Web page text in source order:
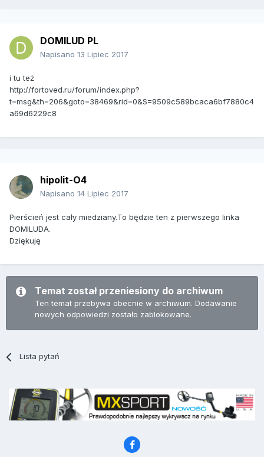
DOMILUD PL
Napisano 13 Lipiec 2017
i tu też
http://fortoved.ru/forum/index.php?
t=msg&th=206&goto=38469&rid=0&S=9509c589bcaca6bf7880c4
a69d6229c8
hipolit-O4
Napisano 14 Lipiec 2017
Pierścień jest cały miedziany.To będzie ten z pierwszego linka
DOMILUDA.
Dziękuję
Temat został przeniesiony do archiwum
Ten temat przebywa obecnie w archiwum. Dodawanie
nowych odpowiedzi zostało zablokowane.
Lista pytań